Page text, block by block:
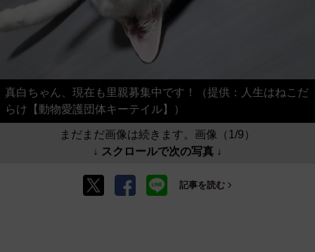
真白ちゃん、現在も里親募集中です！（提供：人生はねこだ
らけ【動物愛護団体キーテイル】）
まだまだ画像は続きます。画像（1/9）
↓ スクロールで次の写真 ↓
記事を読む